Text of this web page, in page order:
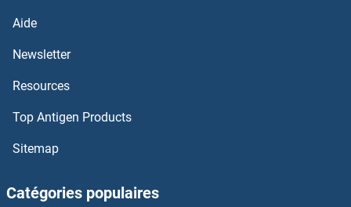
KRT6A Kits ELISA
KRT40 Kits ELISA
KRT4 Kits ELISA
Aide
Newsletter
Resources
Top Antigen Products
Sitemap
Catégories populaires